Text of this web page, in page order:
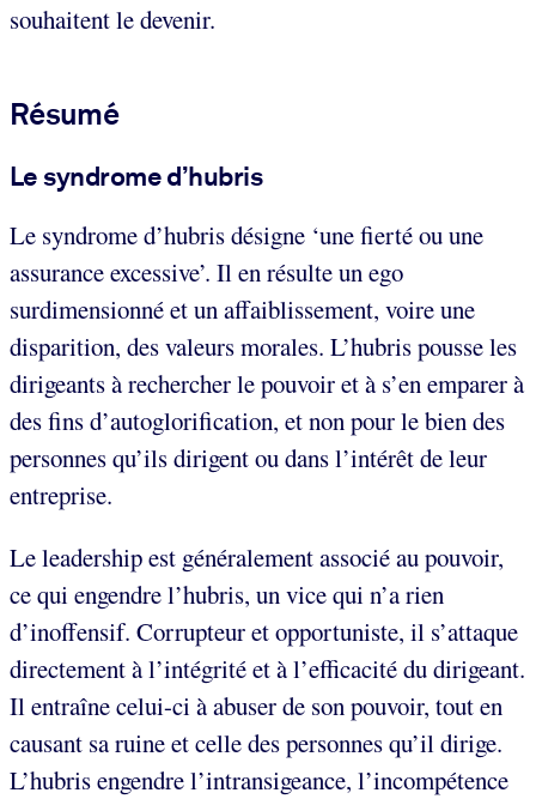
souhaitent le devenir.
Résumé
Le syndrome d’hubris
Le syndrome d’hubris désigne ‘une fierté ou une
assurance excessive’. Il en résulte un ego
surdimensionné et un affaiblissement, voire une
disparition, des valeurs morales. L’hubris pousse les
dirigeants à rechercher le pouvoir et à s’en emparer à
des fins d’autoglorification, et non pour le bien des
personnes qu’ils dirigent ou dans l’intérêt de leur
entreprise.
Le leadership est généralement associé au pouvoir,
ce qui engendre l’hubris, un vice qui n’a rien
d’inoffensif. Corrupteur et opportuniste, il s’attaque
directement à l’intégrité et à l’efficacité du dirigeant.
Il entraîne celui-ci à abuser de son pouvoir, tout en
causant sa ruine et celle des personnes qu’il dirige.
L’hubris engendre l’intransigeance, l’incompétence